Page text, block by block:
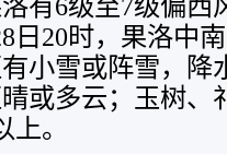
有6级至7级偏西
日20时，果洛中
小雪或阵雪，降
或多云；玉树、
。